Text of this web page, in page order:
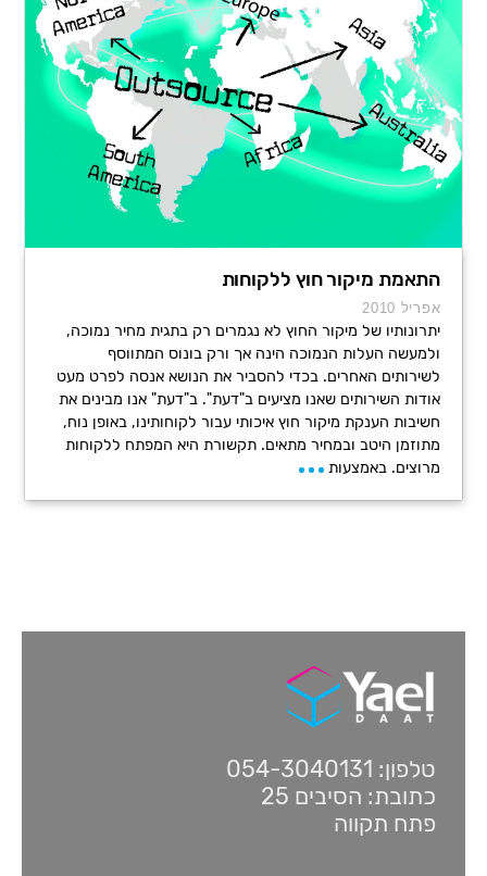
התאמת מיקור חוץ ללקוחות
אפריל 2010
יתרונותיו של מיקור החוץ לא נגמרים רק בתגית מחיר נמוכה,
ולמעשה העלות הנמוכה הינה אך ורק בונוס המתווסף
לשירותים האחרים. בכדי להסביר את הנושא אנסה לפרט מעט
אודות השירותים שאנו מציעים ב"דעת". ב"דעת" אנו מבינים את
חשיבות הענקת מיקור חוץ איכותי עבור לקוחותינו, באופן נוח,
מתוזמן היטב ובמחיר מתאים. תקשורת היא המפתח ללקוחות
מרוצים. באמצעות
טלפון: 054-3040131
כתובת: הסיבים 25
פתח תקווה